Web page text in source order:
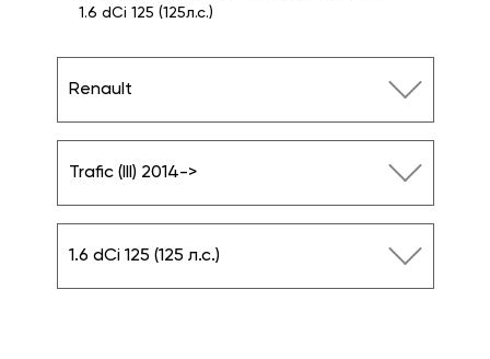
1.6 dCi 125 (125л.с.)
Renault
Trafic (III) 2014->
1.6 dCi 125 (125 л.с.)